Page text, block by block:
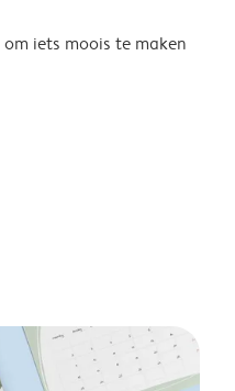
iets moois te maken